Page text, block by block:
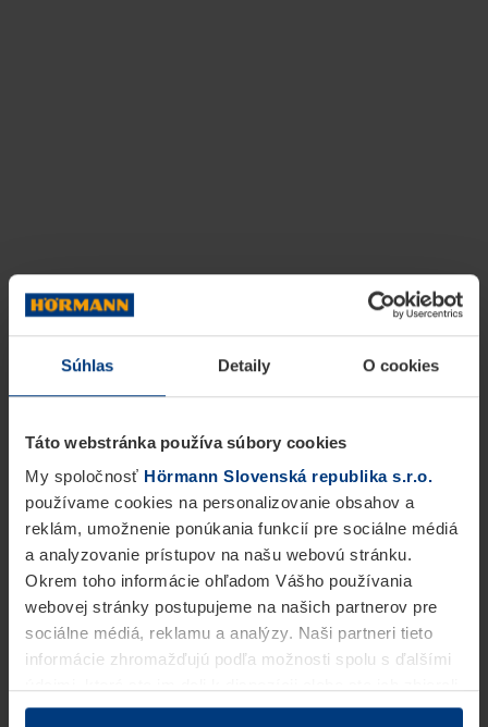
Súhlas Detaily O cookies
Táto webstránka používa súbory cookies
My spoločnosť Hörmann Slovenská republika s.r.o.
používame cookies na personalizovanie obsahov a
reklám, umožnenie ponúkania funkcií pre sociálne médiá
a analyzovanie prístupov na našu webovú stránku.
Okrem toho informácie ohľadom Vášho používania
webovej stránky postupujeme na našich partnerov pre
sociálne médiá, reklamu a analýzy. Naši partneri tieto
informácie zhromažďujú podľa možnosti spolu s ďalšími
v rámci Vášho využívania služieb.